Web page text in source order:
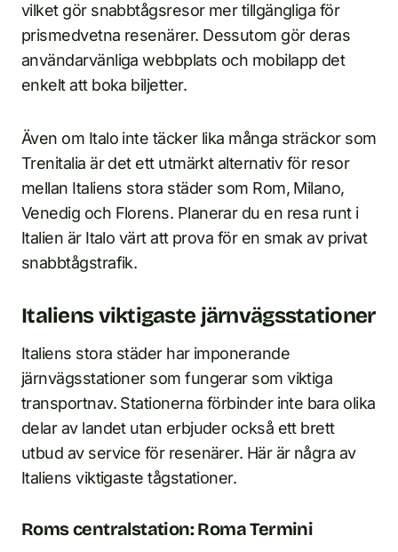
vilket gör snabbtågsresor mer tillgängliga för
prismedvetna resenärer. Dessutom gör deras
användarvänliga webbplats och mobilapp det
enkelt att boka biljetter.
Även om Italo inte täcker lika många sträckor som
Trenitalia är det ett utmärkt alternativ för resor
mellan Italiens stora städer som Rom, Milano,
Venedig och Florens. Planerar du en resa runt i
Italien är Italo värt att prova för en smak av privat
snabbtågstrafik.
Italiens viktigaste järnvägsstationer
Italiens stora städer har imponerande
järnvägsstationer som fungerar som viktiga
transportnav. Stationerna förbinder inte bara olika
delar av landet utan erbjuder också ett brett
utbud av service för resenärer. Här är några av
Italiens viktigaste tågstationer.
Roms centralstation: Roma Termini